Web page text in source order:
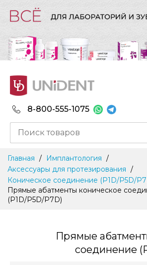
8-800-555-1075
Content
Главная
Имплантология
Аксессуары для протезирования
Коническое соединение (P1D/P5D/
Прямые абатменты коническое
(P1D/P5D/P7D)
Прямые
соединение